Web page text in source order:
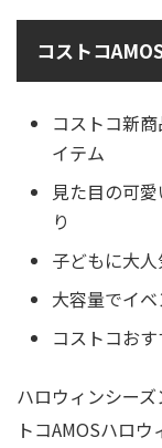
コストコ
コストコ新
イテム
見た目の可
り
子どもに大
大容量でイ
コストコお
ハロウィンシー
トコAMOSハロ